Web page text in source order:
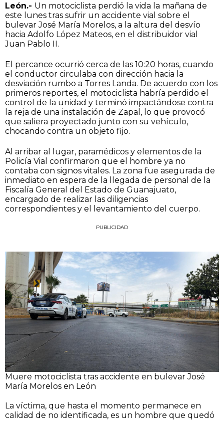
León.- Un motociclista perdió la vida la mañana de
este lunes tras sufrir un accidente vial sobre el
bulevar José María Morelos, a la altura del desvío
hacia Adolfo López Mateos, en el distribuidor vial
Juan Pablo II.
El percance ocurrió cerca de las 10:20 horas, cuando
el conductor circulaba con dirección hacia la
desviación rumbo a Torres Landa. De acuerdo con los
primeros reportes, el motociclista habría perdido el
control de la unidad y terminó impactándose contra
la reja de una instalación de Zapal, lo que provocó
que saliera proyectado junto con su vehículo,
chocando contra un objeto fijo.
Al arribar al lugar, paramédicos y elementos de la
Policía Vial confirmaron que el hombre ya no
contaba con signos vitales. La zona fue asegurada de
inmediato en espera de la llegada de personal de la
Fiscalía General del Estado de Guanajuato,
encargado de realizar las diligencias
correspondientes y el levantamiento del cuerpo.
PUBLICIDAD
Muere motociclista tras accidente en bulevar José
María Morelos en León
La víctima, que hasta el momento permanece en
calidad de no identificada, es un hombre que quedó